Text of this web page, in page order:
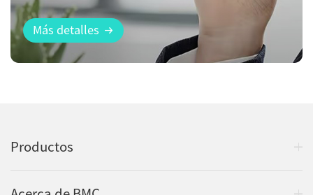
Más detalles
Productos